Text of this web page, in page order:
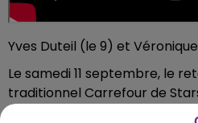
Yves Duteil (le 9) et Véronique
Le samedi 11 septembre, le
traditionnel Carrefour de